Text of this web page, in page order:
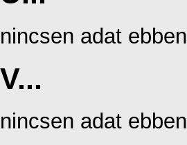
nincsen adat
V...
nincsen adat